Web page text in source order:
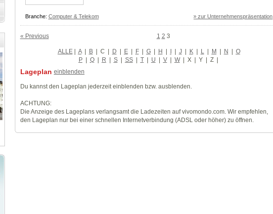
Branche: Computer & Telekom » zur Unternehmenspräsentation
« Previous 1 2 3
ALLE| A | B | C | D | E | F | G | H | I | J | K | L | M | N | O
P | Q | R | S | SS | T | U | V | W | X | Y | Z |
Lageplan einblenden
Du kannst den Lageplan jederzeit einblenden bzw. ausblenden.
ACHTUNG:
Die Anzeige des Lageplans verlangsamt die Ladezeiten auf vivomondo.com. Wir empfehlen,
den Lageplan nur bei einer schnellen Internetverbindung (ADSL oder höher) zu öffnen.